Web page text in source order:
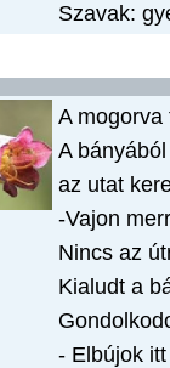
Szavak:
A mogorva
A
az utat
-Vajon
Nincs az
Kialudt a
- Elbújok